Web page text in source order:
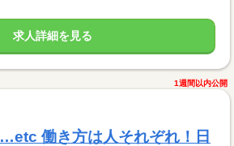
求人詳細を見る
1週間以内公開
働き方は人それぞれ！日